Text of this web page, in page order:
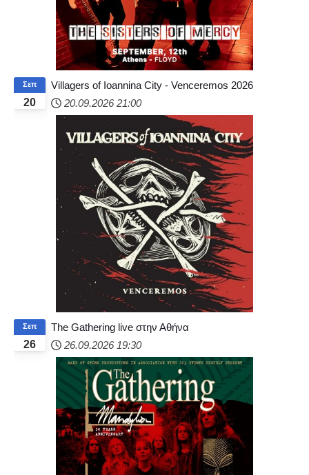
20
Σεπ
Villagers of Ioannina City - Venceremos 2026
20.09.2026 21:00
26
Σεπ
The Gathering live στην Αθήνα
26.09.2026 19:30